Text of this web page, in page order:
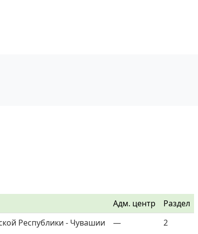
Адм. центр
Раздел
Республики - Чувашии —
2